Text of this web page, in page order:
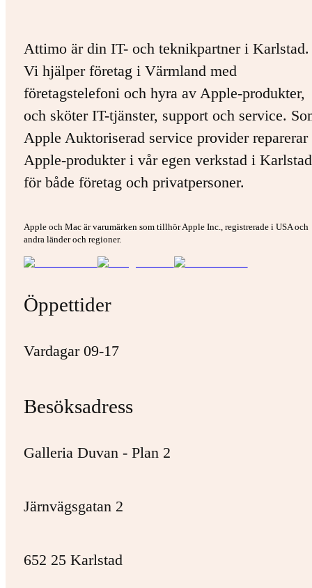
Attimo är din IT- och teknikpartner i Karlstad.
Vi hjälper företag i Värmland med
företagstelefoni och hyra av Apple-produkter,
och sköter IT-tjänster, support och service.
Apple Auktoriserad service provider
Apple-produkter i vår egen verkstad i
för både företag och privatpersoner.
Apple och Mac är varumärken som tillhör Apple Inc., registrerade i USA och
andra länder och regioner.
Öppettider
Vardagar 09-17
Besöksadress
Galleria Duvan - Plan 2
Järnvägsgatan 2
652 25 Karlstad